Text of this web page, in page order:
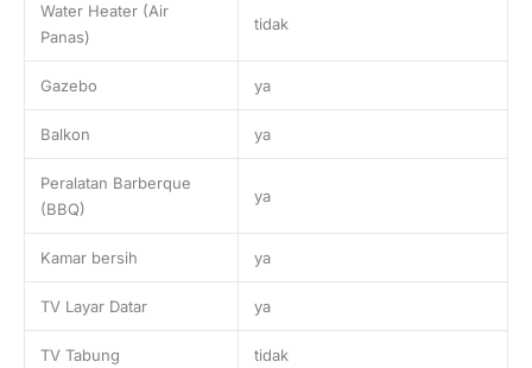
Water Heater (Air
Panas)
tidak
Gazebo ya
Balkon ya
Peralatan Barberque
(BBQ)
ya
Kamar bersih ya
TV Layar Datar ya
TV Tabung tidak